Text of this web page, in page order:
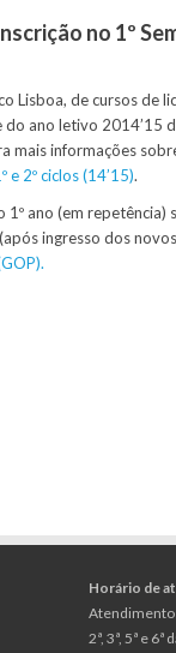
no 1º
Lisboa, de cursos de
do ano letivo
mais informações
e 2º ciclos (14’15).
ano (em
ingresso dos
Horário de
Atendimento
2ª, 3ª, 5ª e